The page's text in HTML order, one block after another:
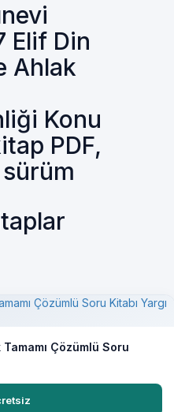
Elif Din
Ahlak
Konu
PDF,
Çözümlü Soru